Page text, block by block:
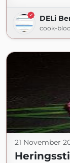
DELi
cook-
21 November